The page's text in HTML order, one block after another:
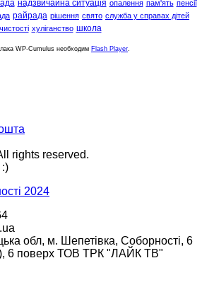
надзвичайна ситуація опалення пам'ять пенсії
райрада рішення свято служба у справах дітей
хуліганство школа
WP-Cumulus необходим Flash Player
rights reserved.
:)
2024
обл, м. Шепетівка, Соборності, 6
6 поверх ТОВ ТРК "ЛАЙК ТВ"